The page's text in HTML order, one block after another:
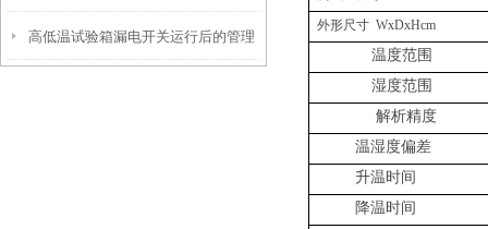
高低温试验箱漏电开关运行后的管理
外形尺寸 WxDxHcm
温度范围
湿度范围
解析精度
温湿度偏差
升温时间
降温时间